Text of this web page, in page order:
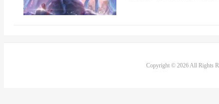
Copyright © 2026 All Rights